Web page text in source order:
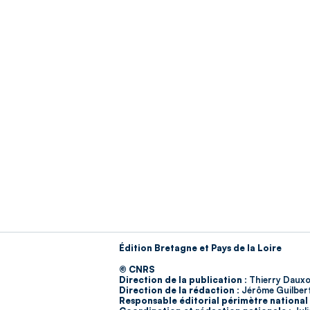
Édition Bretagne et Pays de la Loire
© CNRS
Direction de la publication : Thierry
Direction de la rédaction : Jérôme
Responsable éditorial périmètre national